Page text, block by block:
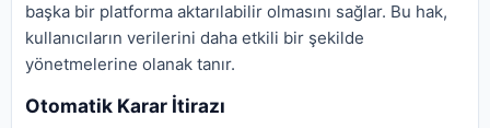
başka bir platforma aktarılabilir olmasını sağlar. Bu hak,
kullanıcıların verilerini daha etkili bir şekilde
yönetmelerine olanak tanır.
Otomatik Karar İtirazı